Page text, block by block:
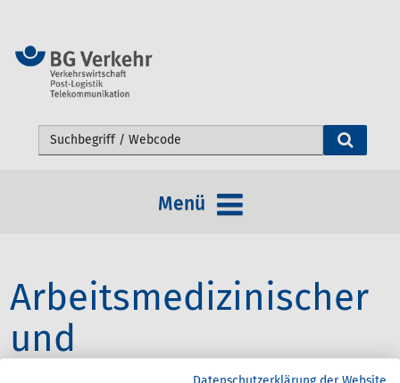
Webseite durchsuchen
Menü
Arbeitsmedizinischer
und